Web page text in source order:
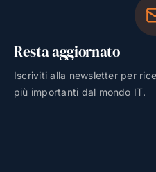
Resta aggiornato
Iscriviti alla newsletter per
più importanti dal mondo IT.